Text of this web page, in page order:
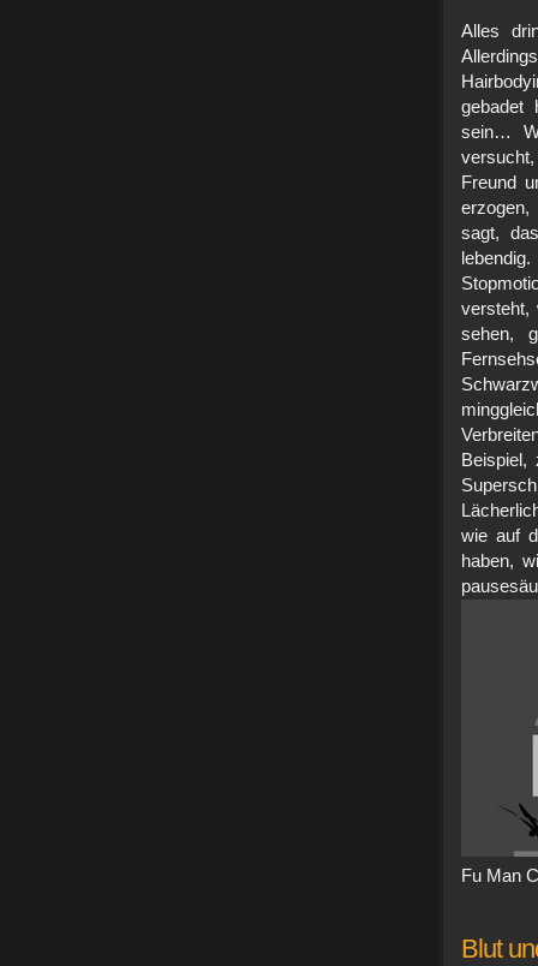
Alles
gebadet
sein…
Freund
sagt,
versteht,
sehen,
wie auf
haben,
Fu Man
Blut